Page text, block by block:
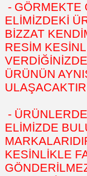
- GÖRMEKTE
ELİMİZDEKİ
BİZZAT
RESİM
ÜRÜNÜN
-
ELİMİZDE
KESİNLİKLE